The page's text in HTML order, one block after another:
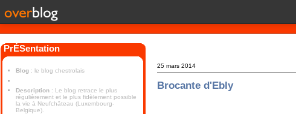
PrÉSentation
Blog : le blog chestrolais
Description : Le blog retrace le plus
régulièrement et le plus fidèlement possible
la vie à Neufchâteau (Luxembourg-
Belgique).
25 mars 2014
Brocante d'Ebly